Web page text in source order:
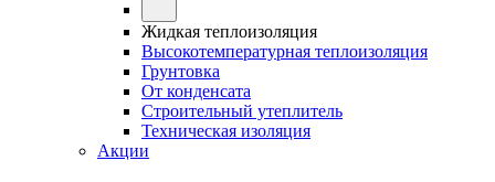
Жидкая теплоизоляция
Высокотемпературная теплоизоляция
Грунтовка
От конденсата
Строительный утеплитель
Техническая изоляция
Акции